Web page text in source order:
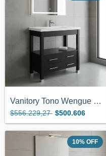
Vanitory Tono Wengue De 82x38cm 4 Cajone...
$556.229,27 $500.606
10% OFF